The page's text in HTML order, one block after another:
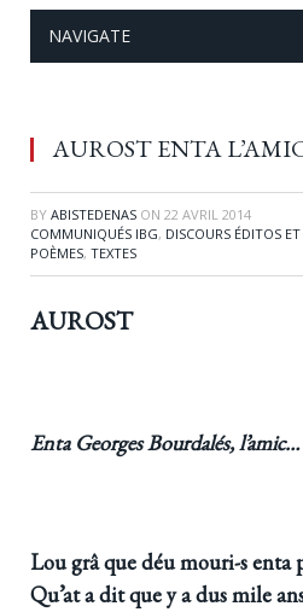
NAVIGATE
AUROST ENTA
BY ABISTEDENAS ON 22 AVRIL 2014
COMMUNIQUÉS IBG, DISCOURS ÉDITOS
POÈMES, TEXTES
AUROST
Enta Georges Bourdalés, l’amic…
Lou grâ que déu mouri-s enta
Qu’at a dit que y a dus mile